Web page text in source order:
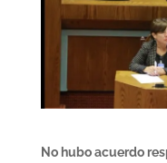
No hubo acuerdo